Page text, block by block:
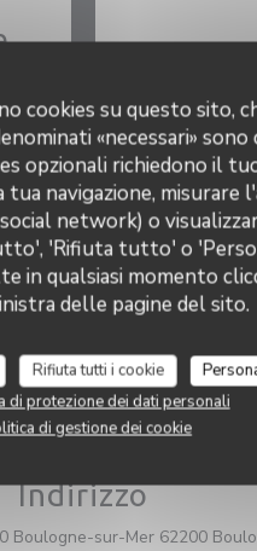
cookies su questo sito,
«necessari»
opzionali richiedono il
navigazione, misurare
network) o
'Rifiuta tutto' o
in qualsiasi momento
delle pagine del sito.
Rifiuta tutti i cookie
di protezione dei dati personali
di gestione dei cookie
Lunedi
Martedi
Mercoledi
Gio-Sab
Indirizzo
Boulogne-sur-Mer 62200